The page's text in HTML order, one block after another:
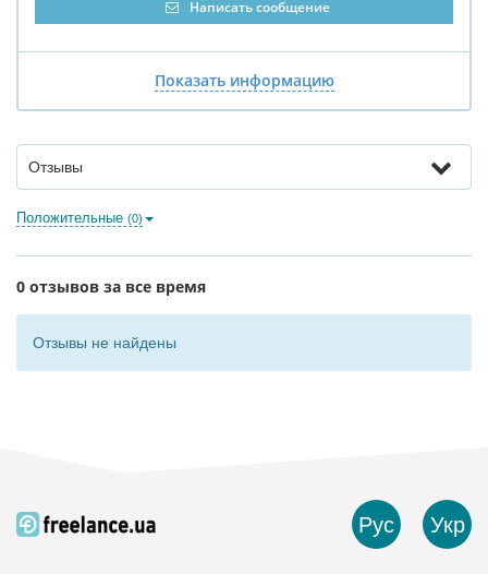
Написать сообщение
Показать информацию
Отзывы
Положительные (0)
0 отзывов за все время
Отзывы не найдены
Рус Укр